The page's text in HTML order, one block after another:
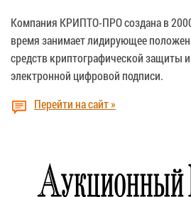
Компания КРИПТО-ПРО создана в
время занимает лидирующее
средств криптографической защиты
электронной цифровой подписи.
Перейти на сайт »